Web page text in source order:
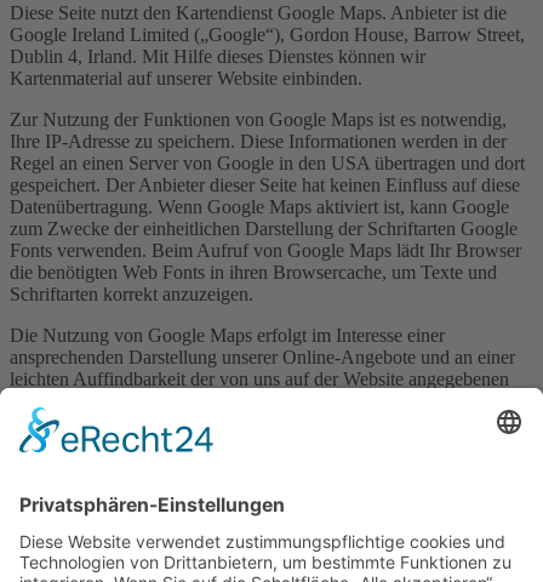
Diese Seite nutzt den Kartendienst Google Maps. Anbieter ist die
Google Ireland Limited („Google“), Gordon House, Barrow Street,
Dublin 4, Irland. Mit Hilfe dieses Dienstes können wir
Kartenmaterial auf unserer Website einbinden.
Zur Nutzung der Funktionen von Google Maps ist es notwendig,
Ihre IP-Adresse zu speichern. Diese Informationen werden in der
Regel an einen Server von Google in den USA übertragen und dort
gespeichert. Der Anbieter dieser Seite hat keinen Einfluss auf diese
Datenübertragung. Wenn Google Maps aktiviert ist, kann Google
zum Zwecke der einheitlichen Darstellung der Schriftarten Google
Fonts verwenden. Beim Aufruf von Google Maps lädt Ihr Browser
die benötigten Web Fonts in ihren Browsercache, um Texte und
Schriftarten korrekt anzuzeigen.
Die Nutzung von Google Maps erfolgt im Interesse einer
ansprechenden Darstellung unserer Online-Angebote und an einer
leichten Auffindbarkeit der von uns auf der Website angegebenen
lit. f DSGVO dar. Sofern eine entsprechende Einwilligung abgefragt
wurde, erfolgt die Verarbeitung ausschließlich auf Grundlage von
Informationen im Endgerät des Nutzers (z. B. Device-
Fingerprinting) im Sinne des TDDDG umfasst. Die Einwilligung ist
jederzeit widerrufbar.